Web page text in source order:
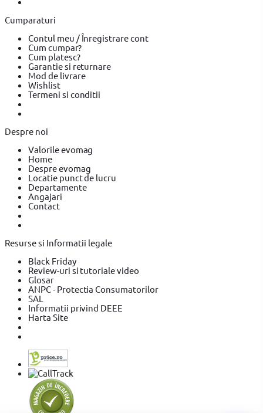
Cumparaturi
Contul meu / Înregistrare cont
Cum cumpar?
Cum platesc?
Garantie si returnare
Mod de livrare
Wishlist
Termeni si conditii
Despre noi
Valorile evomag
Home
Despre evomag
Locatie punct de lucru
Departamente
Angajari
Contact
Resurse si Informatii legale
Black Friday
Review-uri si tutoriale video
Glosar
ANPC - Protectia Consumatorilor
SAL
Informatii privind DEEE
Harta Site